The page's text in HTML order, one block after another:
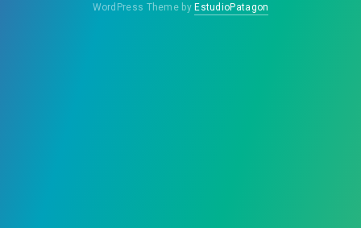
WordPress Theme byEstudioPatagon